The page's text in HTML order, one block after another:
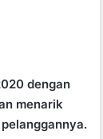
dengan
menarik